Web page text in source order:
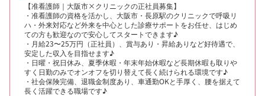
【准看護師｜大阪市×クリニックの正社員募集】
・准看護師の資格を活かし、大阪市・長原駅のクリニックで呼吸リ
ハ・外来対応など外来を中心とした診療サポートをお任せ、はじめ
ての方も歓迎なので安心してスタートできます♪
・月給23〜25万円（正社員）、賞与あり・昇給ありなど好待遇で、
安定した収入を目指せます♪
・日曜・祝日休み、夏季休暇・年末年始休暇など長期休暇も取りや
すく日勤のみでオンオフを切り替えて長く続けられる環境です♪
・社会保険完備、退職金制度あり、車通勤OKと手厚く、腰を据えて
長く活躍できる職場です♪